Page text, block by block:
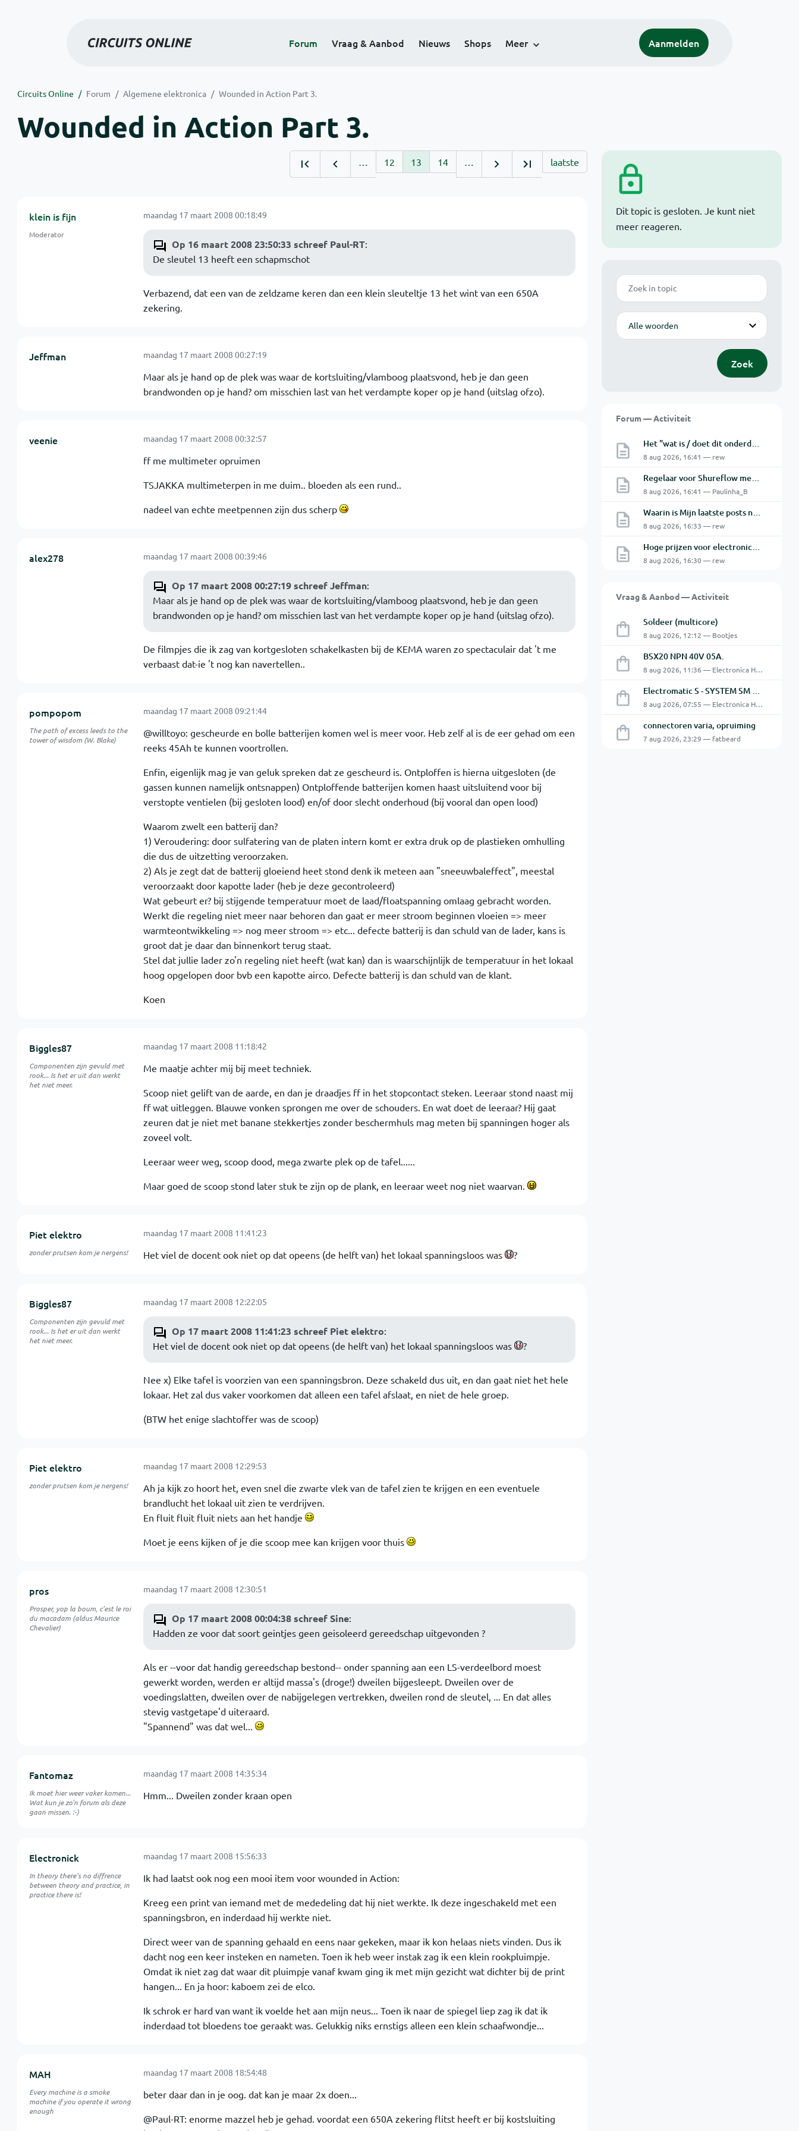
Forum Vraag & Aanbod Nieuws Shops Meer Aanmelden
Circuits Online Forum Algemene elektronica Wounded in Action Part 3.
Wounded in Action Part 3.
Dit topic is gesloten. Je kunt niet
meer reageren.
Zoek
Modus
Zoek
Forum — Activiteit
Het "wat is / doet dit onderdeel" topic Deel 12
8 aug 2026, 16:41 — rew
Regelaar voor Shureflow membraanpomp
8 aug 2026, 16:41 — Paulinha_B
Waarin is Mijn laatste posts niet Mijn laatste posts ?
8 aug 2026, 16:33 — rew
Hoge prijzen voor electronica hobbyisten
8 aug 2026, 16:30 — rew
Vraag & Aanbod — Activiteit
Soldeer (multicore)
8 aug 2026, 12:12 — Bootjes
BSX20 NPN 40V 05A.
8 aug 2026, 11:36 — Electronica Hobbyist
Electromatic S - SYSTEM SM 125 220
8 aug 2026, 07:55 — Electronica Hobbyist
connectoren varia, opruiming
7 aug 2026, 23:29 — fatbeard
… 12 13 14 … laatste
klein is fijn
Moderator
maandag 17 maart 2008 00:18:49
Op 16 maart 2008 23:50:33 schreef Paul-RT:
De sleutel 13 heeft een schapmschot
Verbazend, dat een van de zeldzame keren dan een klein sleuteltje 13 het wint van een 650A
zekering.
Jeffman maandag 17 maart 2008 00:27:19
Maar als je hand op de plek was waar de kortsluiting/vlamboog plaatsvond, heb je dan geen
brandwonden op je hand? om misschien last van het verdampte koper op je hand (uitslag ofzo).
veenie maandag 17 maart 2008 00:32:57
ff me multimeter opruimen
TSJAKKA multimeterpen in me duim.. bloeden als een rund..
nadeel van echte meetpennen zijn dus scherp
alex278 maandag 17 maart 2008 00:39:46
Op 17 maart 2008 00:27:19 schreef Jeffman:
Maar als je hand op de plek was waar de kortsluiting/vlamboog plaatsvond, heb je dan geen
brandwonden op je hand? om misschien last van het verdampte koper op je hand (uitslag ofzo).
De filmpjes die ik zag van kortgesloten schakelkasten bij de KEMA waren zo spectaculair dat 't me
verbaast dat-ie 't nog kan navertellen..
pompopom
The path of excess leeds to the
tower of wisdom (W. Blake)
maandag 17 maart 2008 09:21:44
@willtoyo: gescheurde en bolle batterijen komen wel is meer voor. Heb zelf al is de eer gehad om een
reeks 45Ah te kunnen voortrollen.
Enfin, eigenlijk mag je van geluk spreken dat ze gescheurd is. Ontploffen is hierna uitgesloten (de
gassen kunnen namelijk ontsnappen) Ontploffende batterijen komen haast uitsluitend voor bij
verstopte ventielen (bij gesloten lood) en/of door slecht onderhoud (bij vooral dan open lood)
Waarom zwelt een batterij dan?
1) Veroudering: door sulfatering van de platen intern komt er extra druk op de plastieken omhulling
die dus de uitzetting veroorzaken.
2) Als je zegt dat de batterij gloeiend heet stond denk ik meteen aan "sneeuwbaleffect", meestal
veroorzaakt door kapotte lader (heb je deze gecontroleerd)
Wat gebeurt er? bij stijgende temperatuur moet de laad/floatspanning omlaag gebracht worden.
Werkt die regeling niet meer naar behoren dan gaat er meer stroom beginnen vloeien => meer
warmteontwikkeling => nog meer stroom => etc... defecte batterij is dan schuld van de lader, kans is
groot dat je daar dan binnenkort terug staat.
Stel dat jullie lader zo'n regeling niet heeft (wat kan) dan is waarschijnlijk de temperatuur in het lokaal
hoog opgelopen door bvb een kapotte airco. Defecte batterij is dan schuld van de klant.
Koen
Biggles87
Componenten zijn gevuld met
rook... Is het er uit dan werkt
het niet meer.
maandag 17 maart 2008 11:18:42
Me maatje achter mij bij meet techniek.
Scoop niet gelift van de aarde, en dan je draadjes ff in het stopcontact steken. Leeraar stond naast mij
ff wat uitleggen. Blauwe vonken sprongen me over de schouders. En wat doet de leeraar? Hij gaat
zeuren dat je niet met banane stekkertjes zonder beschermhuls mag meten bij spanningen hoger als
zoveel volt.
Leeraar weer weg, scoop dood, mega zwarte plek op de tafel......
Maar goed de scoop stond later stuk te zijn op de plank, en leeraar weet nog niet waarvan.
Piet elektro
zonder prutsen kom je nergens!
maandag 17 maart 2008 11:41:23
Het viel de docent ook niet op dat opeens (de helft van) het lokaal spanningsloos was ?
Biggles87
Componenten zijn gevuld met
rook... Is het er uit dan werkt
het niet meer.
maandag 17 maart 2008 12:22:05
Op 17 maart 2008 11:41:23 schreef Piet elektro:
Het viel de docent ook niet op dat opeens (de helft van) het lokaal spanningsloos was
?
Nee x) Elke tafel is voorzien van een spanningsbron. Deze schakeld dus uit, en dan gaat niet het hele
lokaar. Het zal dus vaker voorkomen dat alleen een tafel afslaat, en niet de hele groep.
(BTW het enige slachtoffer was de scoop)
Piet elektro
zonder prutsen kom je nergens!
maandag 17 maart 2008 12:29:53
Ah ja kijk zo hoort het, even snel die zwarte vlek van de tafel zien te krijgen en een eventuele
brandlucht het lokaal uit zien te verdrijven.
En fluit fluit fluit niets aan het handje
Moet je eens kijken of je die scoop mee kan krijgen voor thuis
pros
Prosper, yop la boum, c'est le roi
du macadam (aldus Maurice
Chevalier)
maandag 17 maart 2008 12:30:51
Op 17 maart 2008 00:04:38 schreef Sine:
Hadden ze voor dat soort geintjes geen geisoleerd gereedschap uitgevonden ?
Als er --voor dat handig gereedschap bestond-- onder spanning aan een LS-verdeelbord moest
gewerkt worden, werden er altijd massa's (droge!) dweilen bijgesleept. Dweilen over de
voedingslatten, dweilen over de nabijgelegen vertrekken, dweilen rond de sleutel, ... En dat alles
stevig vastgetape'd uiteraard.
"Spannend" was dat wel...
Fantomaz
Ik moet hier weer vaker komen...
Wat kun je zo'n forum als deze
gaan missen. :-)
maandag 17 maart 2008 14:35:34
Hmm... Dweilen zonder kraan open
Electronick
In theory there's no diffrence
between theory and practice, in
practice there is!
maandag 17 maart 2008 15:56:33
Ik had laatst ook nog een mooi item voor wounded in Action:
Kreeg een print van iemand met de mededeling dat hij niet werkte. Ik deze ingeschakeld met een
spanningsbron, en inderdaad hij werkte niet.
Direct weer van de spanning gehaald en eens naar gekeken, maar ik kon helaas niets vinden. Dus ik
dacht nog een keer insteken en nameten. Toen ik heb weer instak zag ik een klein rookpluimpje.
Omdat ik niet zag dat waar dit pluimpje vanaf kwam ging ik met mijn gezicht wat dichter bij de print
hangen... En ja hoor: kaboem zei de elco.
Ik schrok er hard van want ik voelde het aan mijn neus... Toen ik naar de spiegel liep zag ik dat ik
inderdaad tot bloedens toe geraakt was. Gelukkig niks ernstigs alleen een klein schaafwondje...
MAH
Every machine is a smoke
machine if you operate it wrong
enough
maandag 17 maart 2008 18:54:48
beter daar dan in je oog. dat kan je maar 2x doen...
@Paul-RT: enorme mazzel heb je gehad. voordat een 650A zekering flitst heeft er bij kostsluiting